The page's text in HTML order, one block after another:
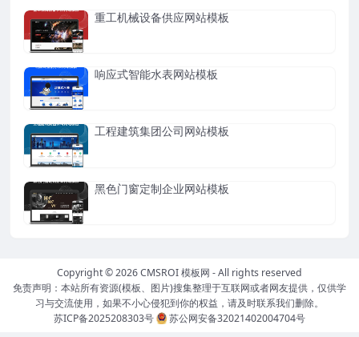
重工机械设备供应网站模板
响应式智能水表网站模板
工程建筑集团公司网站模板
黑色门窗定制企业网站模板
Copyright © 2026CMSROI 模板网 - All rights reserved
免责声明：本站所有资源(模板、图片)搜集整理于互联网或者网友提供，仅供学
习与交流使用，如果不小心侵犯到你的权益，请及时联系我们删除。
苏ICP备2025208303号
苏公网安备32021402004704号